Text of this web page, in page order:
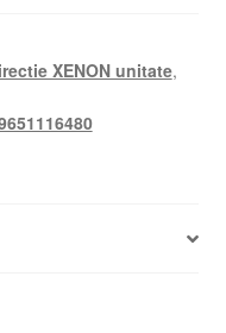
XENON unitate,